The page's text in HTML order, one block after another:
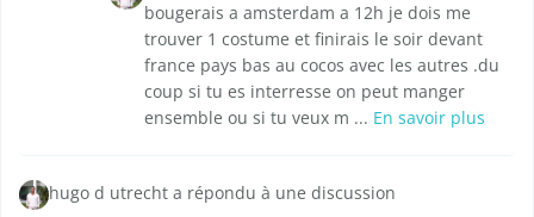
bougerais a amsterdam a 12h je dois me
trouver 1 costume et finirais le soir devant
france pays bas au cocos avec les autres .du
coup si tu es interresse on peut manger
ensemble ou si tu veux m ... En savoir plus
hugo d utrecht a répondu à une discussion